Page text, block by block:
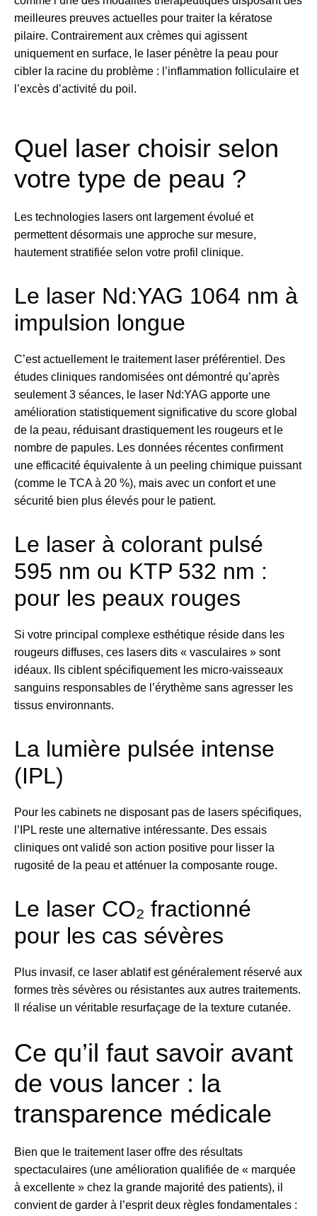
meilleures preuves actuelles pour traiter la kératose
pilaire. Contrairement aux crèmes qui agissent
uniquement en surface, le laser pénètre la peau pour
cibler la racine du problème : l’inflammation folliculaire et
l’excès d’activité du poil.
Quel laser choisir selon
votre type de peau ?
Les technologies lasers ont largement évolué et
permettent désormais une approche sur mesure,
hautement stratifiée selon votre profil clinique.
Le laser Nd:YAG 1064 nm à
impulsion longue
C’est actuellement le traitement laser préférentiel. Des
études cliniques randomisées ont démontré qu’après
seulement 3 séances, le laser Nd:YAG apporte une
amélioration statistiquement significative du score global
de la peau, réduisant drastiquement les rougeurs et le
nombre de papules. Les données récentes confirment
une efficacité équivalente à un peeling chimique puissant
(comme le TCA à 20 %), mais avec un confort et une
sécurité bien plus élevés pour le patient.
Le laser à colorant pulsé
595 nm ou KTP 532 nm :
pour les peaux rouges
Si votre principal complexe esthétique réside dans les
rougeurs diffuses, ces lasers dits « vasculaires » sont
idéaux. Ils ciblent spécifiquement les micro-vaisseaux
sanguins responsables de l’érythème sans agresser les
tissus environnants.
La lumière pulsée intense
(IPL)
Pour les cabinets ne disposant pas de lasers spécifiques,
l’IPL reste une alternative intéressante. Des essais
cliniques ont validé son action positive pour lisser la
rugosité de la peau et atténuer la composante rouge.
Le laser CO₂ fractionné
pour les cas sévères
Plus invasif, ce laser ablatif est généralement réservé aux
formes très sévères ou résistantes aux autres traitements.
Il réalise un véritable resurfaçage de la texture cutanée.
Ce qu’il faut savoir avant
de vous lancer : la
transparence médicale
Bien que le traitement laser offre des résultats
spectaculaires (une amélioration qualifiée de « marquée
à excellente » chez la grande majorité des patients), il
convient de garder à l’esprit deux règles fondamentales :